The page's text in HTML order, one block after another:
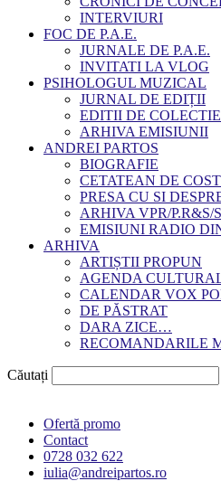
INTERVIURI
FOC DE P.A.E.
JURNALE DE P.A.E.
INVITATI LA VLOG
PSIHOLOGUL MUZICAL
JURNAL DE EDIȚII
EDITII DE COLECTIE
ARHIVA EMISIUNII
ANDREI PARTOS
BIOGRAFIE
CETATEAN DE
PRESA CU SI
ARHIVA VPR/P.R&S/
EMISIUNI RADIO
ARHIVA
ARTIȘTII PROPUN
AGENDA
CALENDAR VOX
DE PĂSTRAT
DARA ZICE…
RECOMANDARILE
Căutați
Ofertă promo
Contact
0728 032 622
iulia@andreipartos.ro